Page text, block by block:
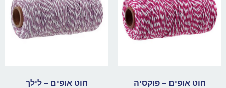
חוט אופים – פוקסיה חוט אופים – לילך